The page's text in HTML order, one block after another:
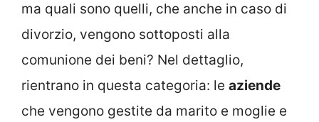
ma quali sono quelli, che anche in caso di
divorzio, vengono sottoposti alla
comunione dei beni? Nel dettaglio,
rientrano in questa categoria: le aziende
che vengono gestite da marito e moglie e